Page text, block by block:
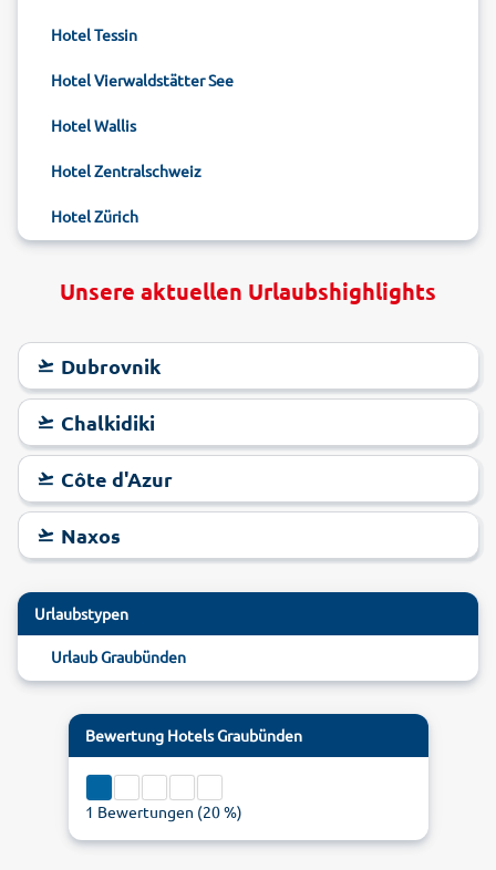
Hotel Tessin
Hotel Vierwaldstätter See
Hotel Wallis
Hotel Zentralschweiz
Hotel Zürich
Unsere aktuellen Urlaubshighlights
Dubrovnik
Chalkidiki
Côte d'Azur
Naxos
Urlaubstypen
Urlaub Graubünden
Bewertung Hotels Graubünden
1 Bewertungen (20%)